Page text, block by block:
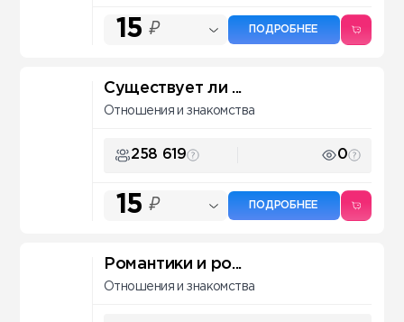
15 ₽ ПОДРОБНЕЕ
Существует ли ...
Отношения и знакомства
258 619 0
15 ₽ ПОДРОБНЕЕ
Романтики и ро...
Отношения и знакомства